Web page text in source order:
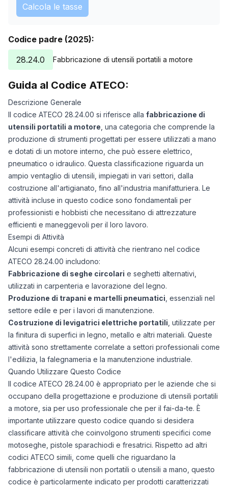
Calcola le tasse
Codice padre (2025):
28.24.0
Fabbricazione di utensili portatili a motore
Guida al Codice ATECO:
Descrizione Generale
Il codice ATECO 28.24.00 si riferisce alla fabbricazione di
utensili portatili a motore , una categoria che comprende la
produzione di strumenti progettati per essere utilizzati a mano
e dotati di un motore interno, che può essere elettrico,
pneumatico o idraulico. Questa classificazione riguarda un
ampio ventaglio di utensili, impiegati in vari settori, dalla
costruzione all'artigianato, fino all'industria manifatturiera. Le
attività incluse in questo codice sono fondamentali per
professionisti e hobbisti che necessitano di attrezzature
efficienti e maneggevoli per il loro lavoro.
Esempi di Attività
Alcuni esempi concreti di attività che rientrano nel codice
ATECO 28.24.00 includono:
Fabbricazione di seghe circolari e seghetti alternativi,
utilizzati in carpenteria e lavorazione del legno.
Produzione di trapani e martelli pneumatici , essenziali nel
settore edile e per i lavori di manutenzione.
Costruzione di levigatrici elettriche portatili , utilizzate per
la finitura di superfici in legno, metallo e altri materiali. Queste
attività sono strettamente correlate a settori professionali come
l'edilizia, la falegnameria e la manutenzione industriale.
Quando Utilizzare Questo Codice
Il codice ATECO 28.24.00 è appropriato per le aziende che si
occupano della progettazione e produzione di utensili portatili
a motore, sia per uso professionale che per il fai-da-te. È
importante utilizzare questo codice quando si desidera
classificare attività che coinvolgono strumenti specifici come
motoseghe, pistole sparachiodi e fresatrici. Rispetto ad altri
codici ATECO simili, come quelli che riguardano la
fabbricazione di utensili non portatili o utensili a mano, questo
codice è particolarmente indicato per prodotti caratterizzati